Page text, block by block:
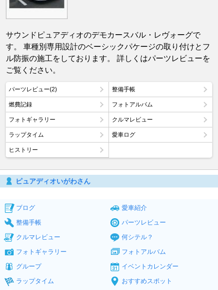
サウンドピュアディオのデモカースバル・レヴォーグで
す。 車種別専用設計のベーシックパケージの取り付けとフ
ル防振の施工をしております。 詳しくはパーツレビューを
ご覧ください。
パーツレビュー(2) 整備手帳
燃費記録 フォトアルバム
フォトギャラリー クルマレビュー
ラップタイム 愛車ログ
ヒストリー
ピュアディオいがわさん
ブログ
愛車紹介
整備手帳
パーツレビュー
クルマレビュー
何シテル？
フォトギャラリー
フォトアルバム
グループ
イベントカレンダー
ラップタイム
おすすめスポット